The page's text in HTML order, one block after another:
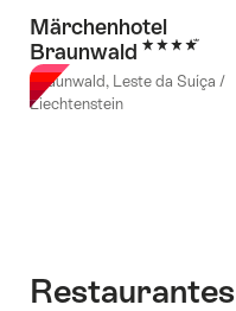
Märchenhotel
Braunwald 4 Estrelas
Braunwald, Leste da Suíça /
Liechtenstein
Restaurantes